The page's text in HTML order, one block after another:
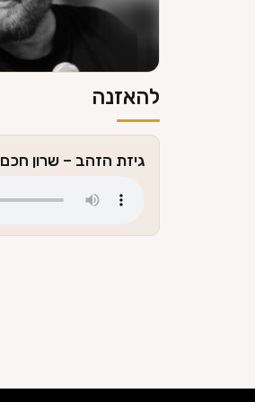
להאזנה
גיזת הזהב – שרון חכם